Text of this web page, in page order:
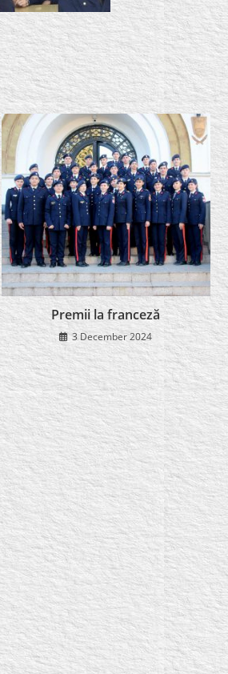
Premii la franceză
3 December 2024